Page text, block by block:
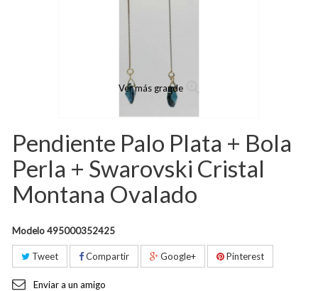
Ver más grande
Pendiente Palo Plata + Bola
Perla + Swarovski Cristal
Montana Ovalado
Modelo495000352425
Tweet Compartir Google+ Pinterest
Enviar a un amigo